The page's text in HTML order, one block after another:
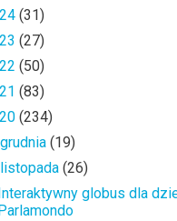
(31)
(27)
(50)
(83)
(234)
grudnia(19)
listopada(26)
Interaktywny globus dla
Parlamondo